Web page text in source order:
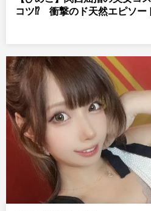
コツ⁉ 衝撃のド天然エピソー